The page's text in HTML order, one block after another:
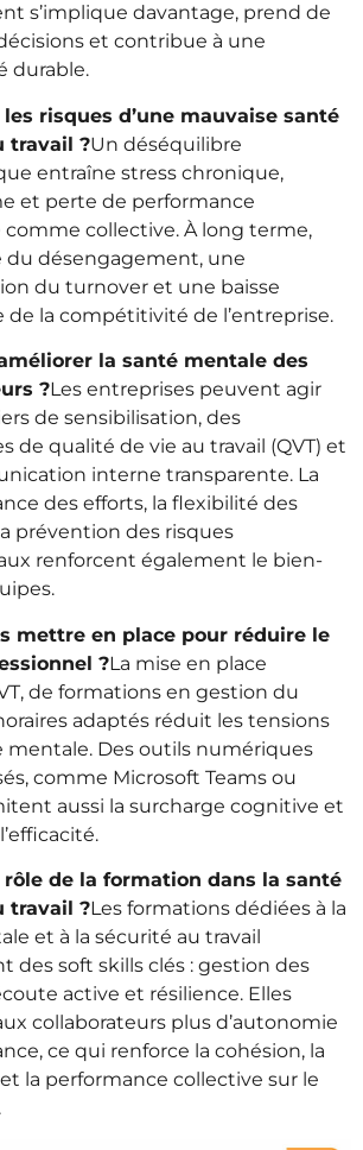
s’implique davantage, prend de
et contribue à une
durable.
risques d’une mauvaise santé
travail ?Un déséquilibre
entraîne stress chronique,
et perte de performance
collective. À long terme,
du désengagement, une
du turnover et une baisse
de la compétitivité de l’entreprise.
la santé mentale des
?Les entreprises peuvent agir
de sensibilisation, des
de qualité de vie au travail (QVT) et
interne transparente. La
des efforts, la flexibilité des
prévention des risques
renforcent également le bien-
mettre en place pour réduire le
?La mise en place
de formations en gestion du
adaptés réduit les tensions
mentale. Des outils numériques
comme Microsoft Teams ou
aussi la surcharge cognitive et
de la formation dans la santé
travail ?Les formations dédiées à la
et à la sécurité au travail
des soft skills clés : gestion des
active et résilience. Elles
collaborateurs plus d’autonomie
ce qui renforce la cohésion, la
la performance collective sur le